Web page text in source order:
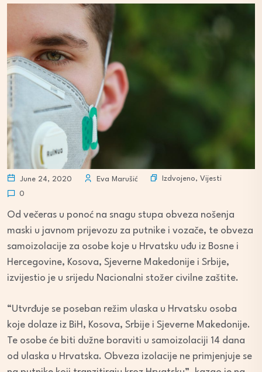
June 24, 2020 Eva Marušić Izdvojeno, Vijesti
0
Od večeras u ponoć na snagu stupa obveza nošenja
maski u javnom prijevozu za putnike i vozače, te obveza
samoizolacije za osobe koje u Hrvatsku uđu iz Bosne i
Hercegovine, Kosova, Sjeverne Makedonije i Srbije,
izvijestio je u srijedu Nacionalni stožer civilne zaštite.
“Utvrđuje se poseban režim ulaska u Hrvatsku osoba
koje dolaze iz BiH, Kosova, Srbije i Sjeverne Makedonije.
Te osobe će biti dužne boraviti u samoizolaciji 14 dana
od ulaska u Hrvatska. Obveza izolacije ne primjenjuje se